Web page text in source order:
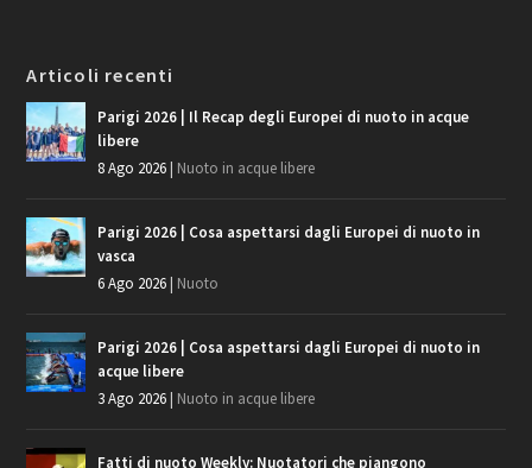
Articoli recenti
Parigi 2026 | Il Recap degli Europei di nuoto in acque
libere
8 Ago 2026| Nuoto in acque libere
Parigi 2026 | Cosa aspettarsi dagli Europei di nuoto in
vasca
6 Ago 2026| Nuoto
Parigi 2026 | Cosa aspettarsi dagli Europei di nuoto in
acque libere
3 Ago 2026| Nuoto in acque libere
Fatti di nuoto Weekly: Nuotatori che piangono